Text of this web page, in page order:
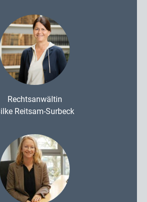
Rechtsanwältin
Reitsam-Surbeck